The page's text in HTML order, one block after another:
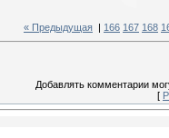
« Предыдущая 166 167 168
Добавлять комментарии
[